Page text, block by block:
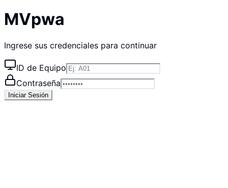
MVpwa
Ingrese sus credenciales para continuar
ID de Equipo
Contraseña
Iniciar Sesión